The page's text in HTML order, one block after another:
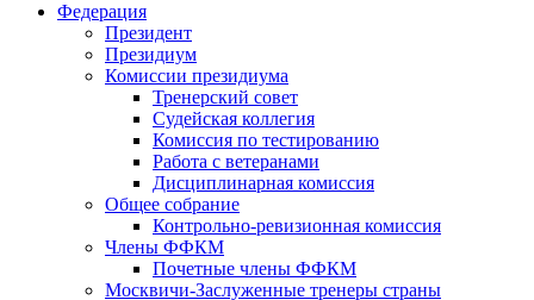
Федерация
Президент
Президиум
Комиссии президиума
Тренерский совет
Судейская коллегия
Комиссия по тестированию
Работа с ветеранами
Дисциплинарная комиссия
Общее собрание
Контрольно-ревизионная комиссия
Члены ФФКМ
Почетные члены ФФКМ
Москвичи-Заслуженные тренеры страны